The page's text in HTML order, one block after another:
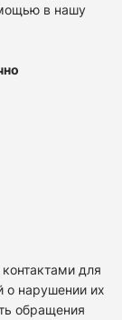
в нашу
для
о нарушении их
обращения